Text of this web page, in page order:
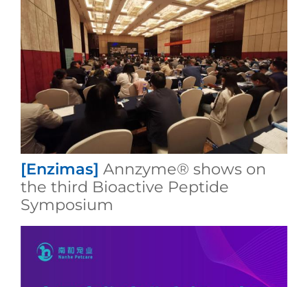
[Enzimas] Annzyme® shows on
the third Bioactive Peptide
Symposium